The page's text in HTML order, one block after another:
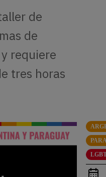
de
de
requiere
tres horas